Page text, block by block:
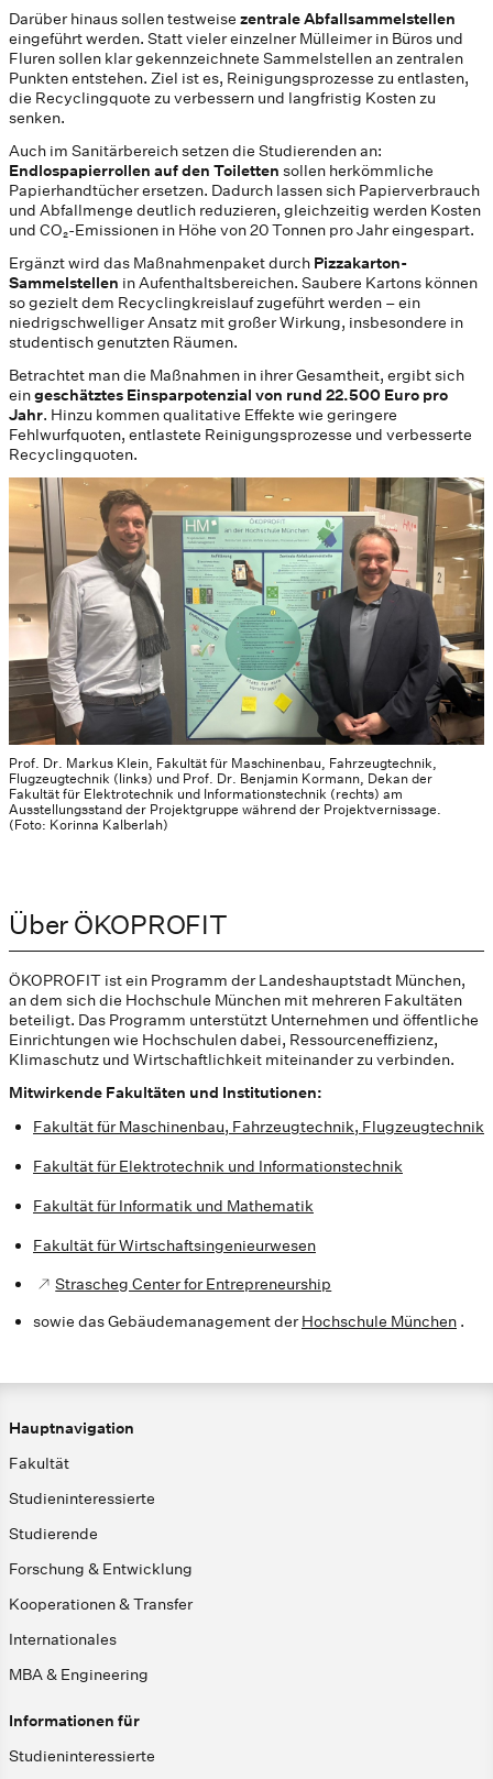
Prof. Dr. Markus Klein, Fakultät für Maschinenbau, Fahrzeugtechnik,
Flugzeugtechnik (links) und Prof. Dr. Benjamin Kormann, Dekan der
Fakultät für Elektrotechnik und Informationstechnik (rechts) am
Ausstellungsstand der Projektgruppe während der Projektvernissage.
(Foto: Korinna Kalberlah)
Darüber hinaus sollen testweise zentrale Abfallsammelstellen
eingeführt werden. Statt vieler einzelner Mülleimer in Büros und
Fluren sollen klar gekennzeichnete Sammelstellen an zentralen
Punkten entstehen. Ziel ist es, Reinigungsprozesse zu entlasten,
die Recyclingquote zu verbessern und langfristig Kosten zu
senken.
Auch im Sanitärbereich setzen die Studierenden an:
Endlospapierrollen auf den Toiletten sollen herkömmliche
Papierhandtücher ersetzen. Dadurch lassen sich Papierverbrauch
und Abfallmenge deutlich reduzieren, gleichzeitig werden Kosten
und CO₂-Emissionen in Höhe von 20 Tonnen pro Jahr eingespart.
Ergänzt wird das Maßnahmenpaket durch Pizzakarton-
Sammelstellen in Aufenthaltsbereichen. Saubere Kartons können
so gezielt dem Recyclingkreislauf zugeführt werden – ein
niedrigschwelliger Ansatz mit großer Wirkung, insbesondere in
studentisch genutzten Räumen.
Betrachtet man die Maßnahmen in ihrer Gesamtheit, ergibt sich
eingeschätztes Einsparpotenzial von rund 22.500 Euro pro
Jahr. Hinzu kommen qualitative Effekte wie geringere
Fehlwurfquoten, entlastete Reinigungsprozesse und verbesserte
Recyclingquoten.
Über ÖKOPROFIT
ÖKOPROFIT ist ein Programm der Landeshauptstadt München,
an dem sich die Hochschule München mit mehreren Fakultäten
beteiligt. Das Programm unterstützt Unternehmen und öffentliche
Einrichtungen wie Hochschulen dabei, Ressourceneffizienz,
Klimaschutz und Wirtschaftlichkeit miteinander zu verbinden.
Mitwirkende Fakultäten und Institutionen:
Fakultät für Maschinenbau, Fahrzeugtechnik, Flugzeugtechnik
Fakultät für Elektrotechnik und Informationstechnik
Fakultät für Informatik und Mathematik
Fakultät für Wirtschaftsingenieurwesen
Strascheg Center for Entrepreneurship
sowie das Gebäudemanagement derHochschule München .
Hauptnavigation
Fakultät
Studieninteressierte
Studierende
Forschung & Entwicklung
Kooperationen & Transfer
Internationales
MBA & Engineering
Informationen für
Studieninteressierte